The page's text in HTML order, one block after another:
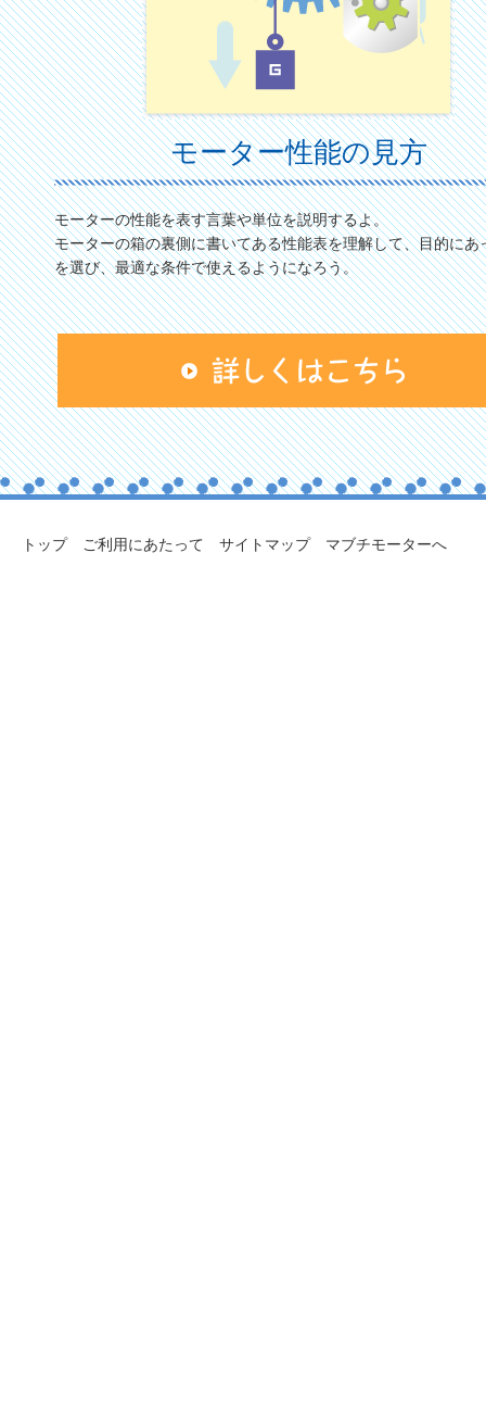
モーター性能の見方
モーターの性能を表す言葉や単位を説明するよ。
モーターの箱の裏側に書いてある性能表を理解して、目的にあ
を選び、最適な条件で使えるようになろう。
トップ ご利用にあたって サイトマップ マブチモーターへ